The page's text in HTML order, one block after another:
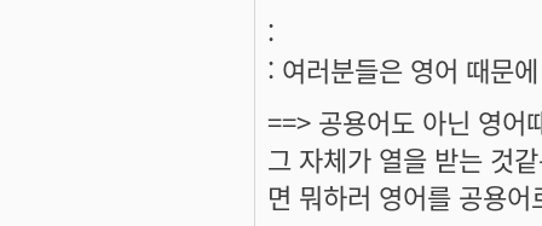
:
: 여러분들은 영어 때문
==> 공용어도 아닌 영어
그 자체가 열을 받는 것
면 뭐하러 영어를 공용